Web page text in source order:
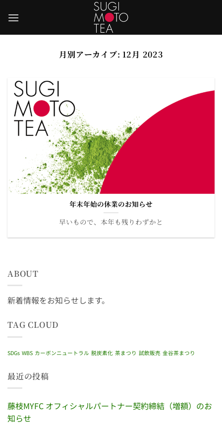
月別アーカイブ: 12月 2023
年末年始の休業のお知らせ
早いもので、本年も残りわずかと
ABOUT
新着情報をお知らせします。
TAG CLOUD
SDGs WBS カーボンニュートラル 脱炭素化 茶まつり 試飲販売 金谷茶まつり
最近の投稿
藤枝MYFC オフィシャルパートナー契約締結（増額）のお
知らせ